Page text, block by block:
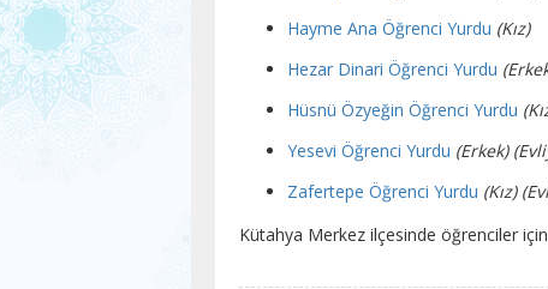
Hayme Ana Öğrenci Yurdu (Kız)
Hezar Dinari Öğrenci Yurdu
Hüsnü Özyeğin Öğrenci Yurdu
Yesevi Öğrenci Yurdu (Erkek)
Zafertepe Öğrenci Yurdu (Kız)
Kütahya Merkez ilçesinde öğrenciler